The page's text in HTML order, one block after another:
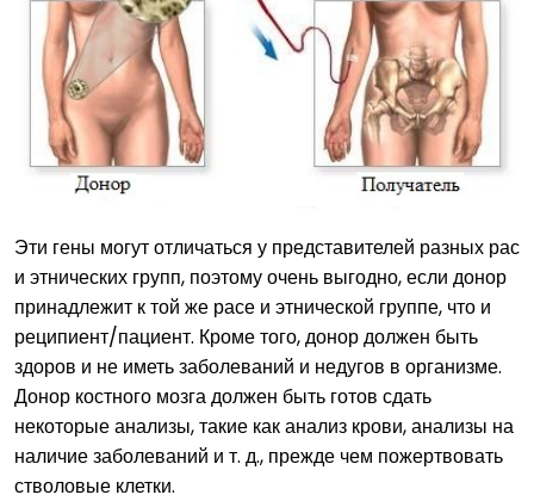
Эти гены могут отличаться у представителей разных рас
и этнических групп, поэтому очень выгодно, если донор
принадлежит к той же расе и этнической группе, что и
реципиент/пациент. Кроме того, донор должен быть
здоров и не иметь заболеваний и недугов в организме.
Донор костного мозга должен быть готов сдать
некоторые анализы, такие как анализ крови, анализы на
наличие заболеваний и т. д., прежде чем пожертвовать
стволовые клетки.